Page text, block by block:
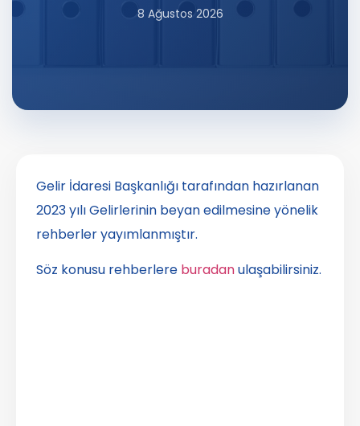
8 Ağustos 2026
Gelir İdaresi Başkanlığı tarafından hazırlanan
2023 yılı Gelirlerinin beyan edilmesine yönelik
rehberler yayımlanmıştır.
Söz konusu rehberlere buradanulaşabilirsiniz.